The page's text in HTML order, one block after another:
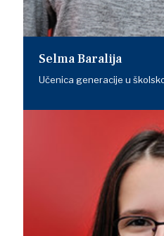
Selma Baralija
Učenica generacije u